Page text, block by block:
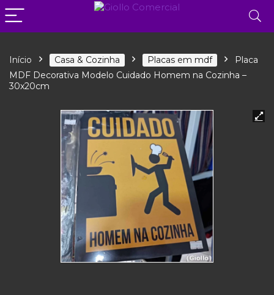
Início Casa & Cozinha Placas em mdf
Placa
MDF Decorativa Modelo Cuidado Homem na Cozinha –
30x20cm